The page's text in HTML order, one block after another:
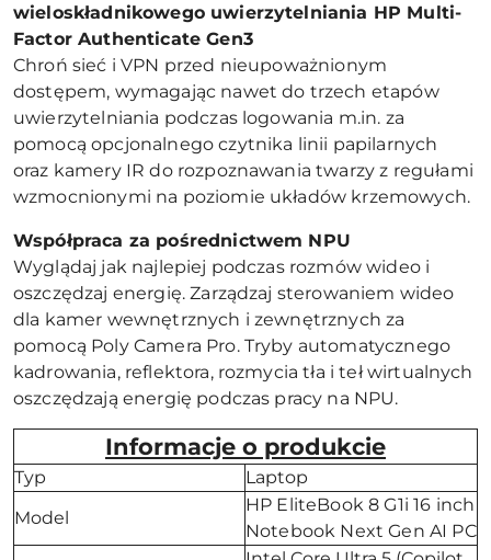
wieloskładnikowego uwierzytelniania HP Multi-
Factor Authenticate Gen3
Chroń sieć i VPN przed nieupoważnionym
dostępem, wymagając nawet do trzech etapów
uwierzytelniania podczas logowania m.in. za
pomocą opcjonalnego czytnika linii papilarnych
oraz kamery IR do rozpoznawania twarzy z regułami
wzmocnionymi na poziomie układów krzemowych.
Współpraca za pośrednictwem NPU
Wyglądaj jak najlepiej podczas rozmów wideo i
oszczędzaj energię. Zarządzaj sterowaniem wideo
dla kamer wewnętrznych i zewnętrznych za
pomocą Poly Camera Pro. Tryby automatycznego
kadrowania, reflektora, rozmycia tła i teł wirtualnych
oszczędzają energię podczas pracy na NPU.
Informacje o produkcie
Typ
Laptop
Model
HP EliteBook 8 G1i 16 inch
Notebook Next Gen AI PC